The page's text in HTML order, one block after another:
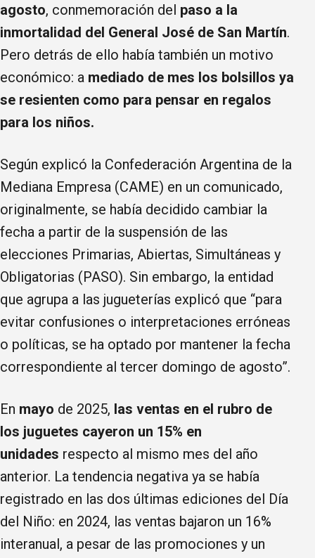
agosto, conmemoración del paso a la
inmortalidad del General José de San Martín.
Pero detrás de ello había también un motivo
económico: a mediado de mes los bolsillos ya
se resienten como para pensar en regalos
para los niños.
Según explicó la Confederación Argentina de la
Mediana Empresa (CAME) en un comunicado,
originalmente, se había decidido cambiar la
fecha a partir de la suspensión de las
elecciones Primarias, Abiertas, Simultáneas y
Obligatorias (PASO). Sin embargo, la entidad
que agrupa a las jugueterías explicó que “para
evitar confusiones o interpretaciones erróneas
o políticas, se ha optado por mantener la fecha
correspondiente al tercer domingo de agosto”.
En mayo de 2025, las ventas en el rubro de
los juguetes cayeron un 15% en
unidades respecto al mismo mes del año
anterior. La tendencia negativa ya se había
registrado en las dos últimas ediciones del Día
del Niño: en 2024, las ventas bajaron un 16%
interanual, a pesar de las promociones y un